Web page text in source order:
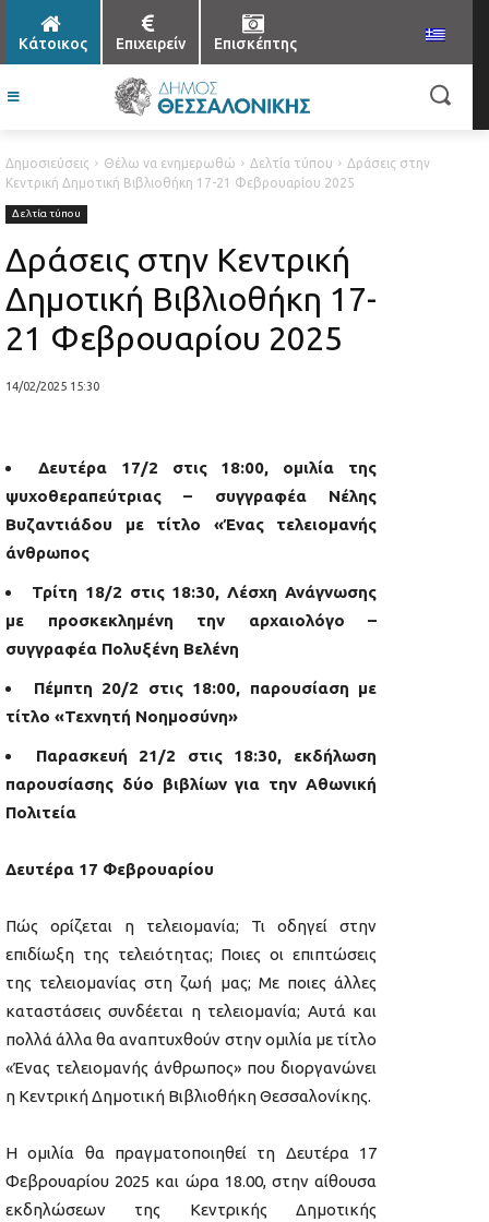
Κάτοικος Επιχειρείν Επισκέπτης
Δημοσιεύσεις Θέλω να ενημερωθώ Δελτία τύπου
Δράσεις στην
Κεντρική Δημοτική Βιβλιοθήκη 17-21 Φεβρουαρίου 2025
Δελτία τύπου
Δράσεις στην Κεντρική
Δημοτική Βιβλιοθήκη 17-
21 Φεβρουαρίου 2025
14/02/2025 15:30
Δευτέρα 17/2 στις 18:00, ομιλία της
ψυχοθεραπεύτριας – συγγραφέα Νέλης
Βυζαντιάδου με τίτλο «Ένας τελειομανής
άνθρωπος
Τρίτη 18/2 στις 18:30, Λέσχη Ανάγνωσης
με προσκεκλημένη την αρχαιολόγο –
συγγραφέα Πολυξένη Βελένη
Πέμπτη 20/2 στις 18:00, παρουσίαση με
τίτλο «Τεχνητή Νοημοσύνη»
Παρασκευή 21/2 στις 18:30, εκδήλωση
παρουσίασης δύο βιβλίων για την Αθωνική
Πολιτεία
Δευτέρα 17 Φεβρουαρίου
Πώς ορίζεται η τελειομανία; Τι οδηγεί στην
επιδίωξη της τελειότητας; Ποιες οι επιπτώσεις
της τελειομανίας στη ζωή μας; Με ποιες άλλες
καταστάσεις συνδέεται η τελειομανία; Αυτά και
πολλά άλλα θα αναπτυχθούν στην ομιλία με τίτλο
«Ένας τελειομανής άνθρωπος» που διοργανώνει
η Κεντρική Δημοτική Βιβλιοθήκη Θεσσαλονίκης.
Η ομιλία θα πραγματοποιηθεί τη Δευτέρα 17
Φεβρουαρίου 2025 και ώρα 18.00, στην αίθουσα
εκδηλώσεων της Κεντρικής Δημοτικής